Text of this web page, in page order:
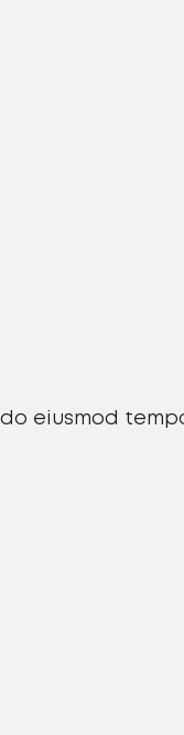
eiusmod